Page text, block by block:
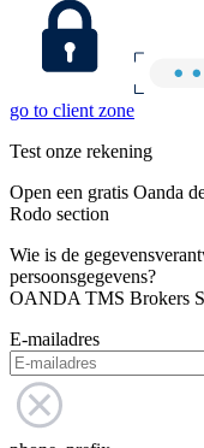
go to client zone
Test onze rekening
Open een gratis Oanda
Rodo section
Wie is de
persoonsgegevens?
OANDA TMS Brokers
E-mailadres